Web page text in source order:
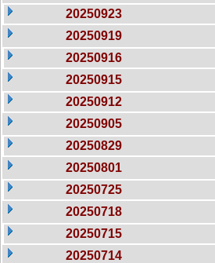
20250923
20250919
20250916
20250915
20250912
20250905
20250829
20250801
20250725
20250718
20250715
20250714